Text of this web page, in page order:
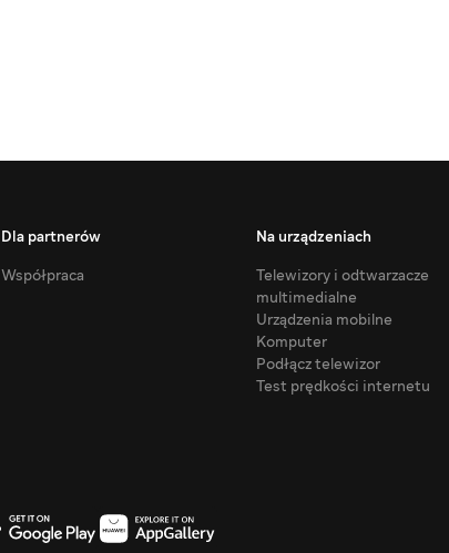
Dla partnerów
Współpraca
Na urządzeniach
Telewizory i odtwarzacze
multimedialne
Urządzenia mobilne
Komputer
Podłącz telewizor
Test prędkości internetu